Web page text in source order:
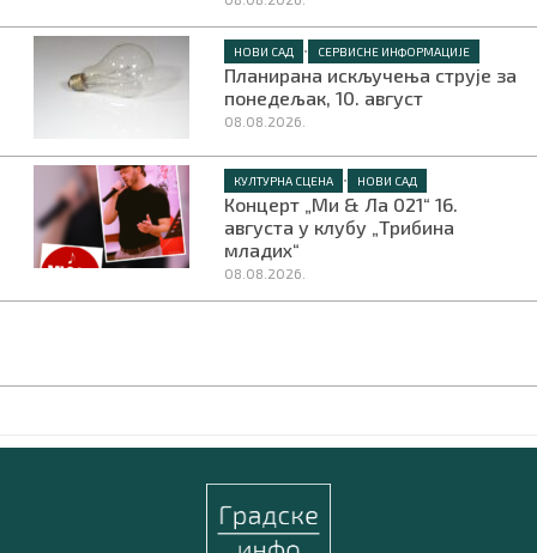
НОВИ САД • СЕРВИСНЕ ИНФОРМАЦИЈЕ
Планирана искључења струје за
понедељак, 10. август
08.08.2026.
КУЛТУРНА СЦЕНА • НОВИ САД
Концерт „Ми & Ла 021“ 16.
августа у клубу „Трибина
младих“
08.08.2026.